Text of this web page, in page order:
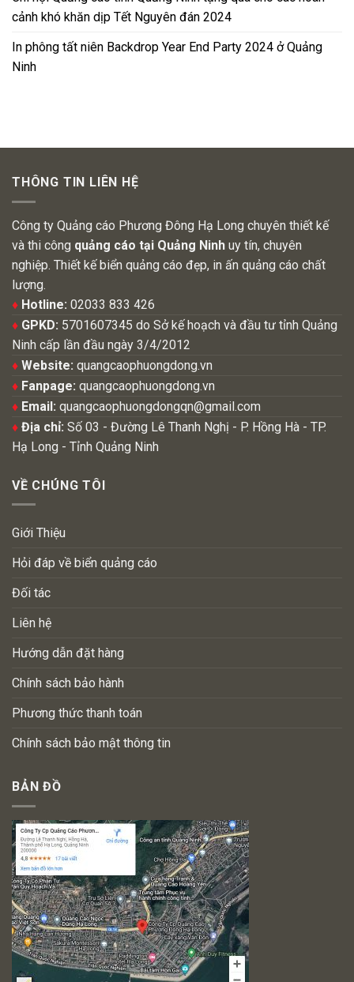
cảnh khó khăn dịp Tết Nguyên đán 2024
In phông tất niên Backdrop Year End Party 2024 ở Quảng
Ninh
THÔNG TIN LIÊN HỆ
Công ty Quảng cáo Phương Đông Hạ Long chuyên thiết kế
và thi công quảng cáo tại Quảng Ninh uy tín, chuyên
nghiệp. Thiết kế biển quảng cáo đẹp, in ấn quảng cáo chất
lượng.
♦ Hotline: 02033 833 426
♦ GPKD: 5701607345 do Sở kế hoạch và đầu tư tỉnh Quảng
Ninh cấp lần đầu ngày 3/4/2012
♦ Website: quangcaophuongdong.vn
♦ Fanpage: quangcaophuongdong.vn
♦ Email: quangcaophuongdongqn@gmail.com
♦ Địa chỉ: Số 03 - Đường Lê Thanh Nghị - P. Hồng Hà - TP.
Hạ Long - Tỉnh Quảng Ninh
VỀ CHÚNG TÔI
Giới Thiệu
Hỏi đáp về biển quảng cáo
Đối tác
Liên hệ
Hướng dẫn đặt hàng
Chính sách bảo hành
Phương thức thanh toán
Chính sách bảo mật thông tin
BẢN ĐỒ